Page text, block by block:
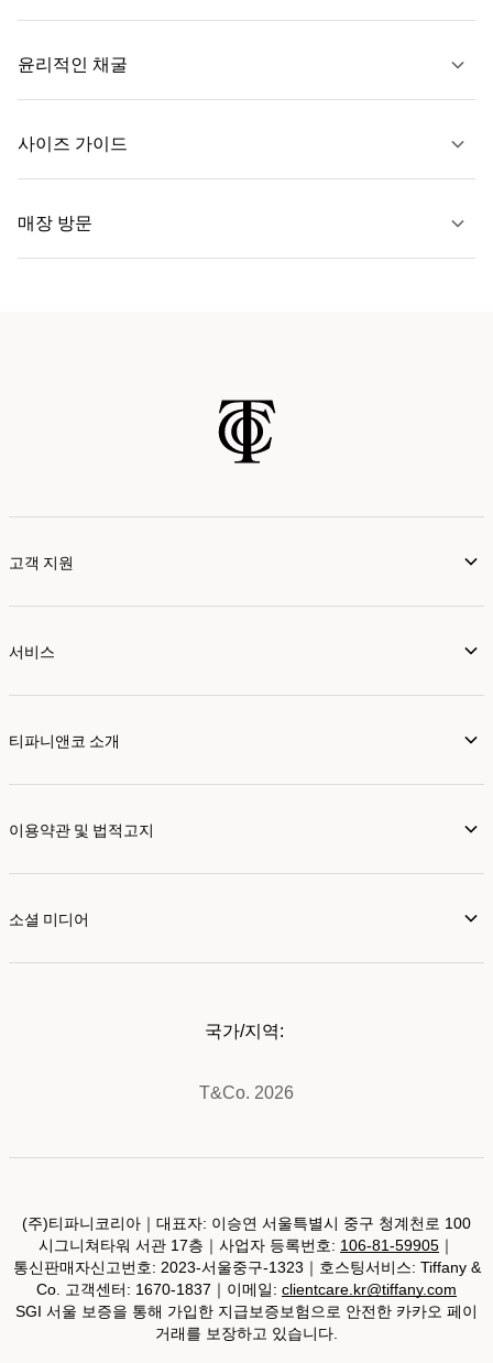
자세히 보기
윤리적인 채굴
사이즈 가이드
자세히 보기
매장 방문
고객 지원
서비스
티파니앤코 소개
이용약관 및 법적고지
소셜 미디어
T&Co. 2026
국가/지역:
(주)티파니코리아｜대표자: 이승연 서울특별시 중구 청계천로 100
시그니쳐타워 서관 17층｜사업자 등록번호: 106-81-59905 ｜
통신판매자신고번호: 2023-서울중구-1323｜호스팅서비스: Tiffany &
Co. 고객센터: 1670-1837｜이메일: clientcare.kr@tiffany.com
SGI 서울 보증을 통해 가입한 지급보증보험으로 안전한 카카오 페이
거래를 보장하고 있습니다.